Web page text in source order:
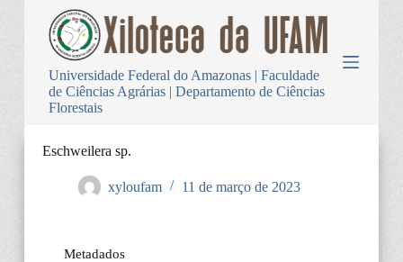
Universidade Federal do Amazonas | Faculdade
de Ciências Agrárias | Departamento de Ciências
Florestais
Eschweilera sp.
xyloufam 11 de março de 2023
Metadados